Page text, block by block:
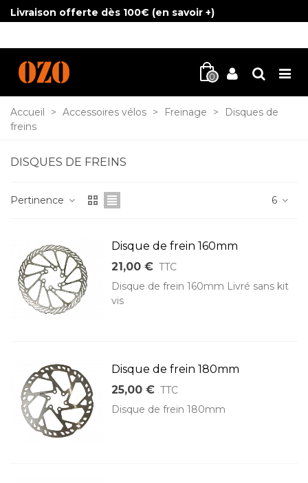
Livraison offerte dès 100€ (en savoir +)
0
Accueil > Accessoires vélos > Freinage >
Disques de
freins
DISQUES DE FREINS
Pertinence 6
Disque de frein 160mm
21,00 € TTC
Disque de frein 160mm Livré sans kit
vis
Disque de frein 180mm
25,00 € TTC
Disque de frein 180mm